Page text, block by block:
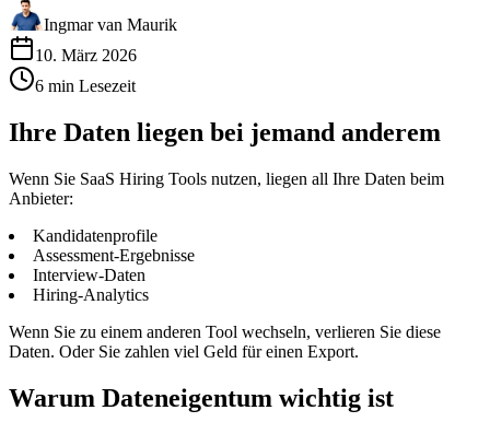
Ingmar van Maurik
10. März 2026
6 min Lesezeit
Ihre Daten liegen bei jemand anderem
Wenn Sie SaaS Hiring Tools nutzen, liegen all Ihre Daten beim
Anbieter:
Kandidatenprofile
Assessment-Ergebnisse
Interview-Daten
Hiring-Analytics
Wenn Sie zu einem anderen Tool wechseln, verlieren Sie diese
Daten. Oder Sie zahlen viel Geld für einen Export.
Warum Dateneigentum wichtig ist